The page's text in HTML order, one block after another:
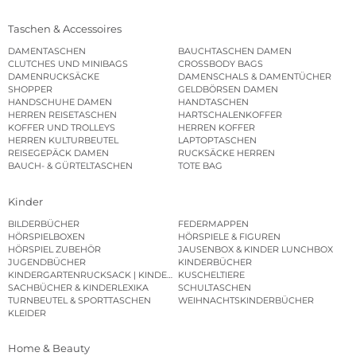
Taschen & Accessoires
DAMENTASCHEN
BAUCHTASCHEN DAMEN
CLUTCHES UND MINIBAGS
CROSSBODY BAGS
DAMENRUCKSÄCKE
DAMENSCHALS & DAMENTÜCHER
SHOPPER
GELDBÖRSEN DAMEN
HANDSCHUHE DAMEN
HANDTASCHEN
HERREN REISETASCHEN
HARTSCHALENKOFFER
KOFFER UND TROLLEYS
HERREN KOFFER
HERREN KULTURBEUTEL
LAPTOPTASCHEN
REISEGEPÄCK DAMEN
RUCKSÄCKE HERREN
BAUCH- & GÜRTELTASCHEN
TOTE BAG
Kinder
BILDERBÜCHER
FEDERMAPPEN
HÖRSPIELBOXEN
HÖRSPIELE & FIGUREN
HÖRSPIEL ZUBEHÖR
JAUSENBOX & KINDER LUNCHBOX
JUGENDBÜCHER
KINDERBÜCHER
KINDERGARTENRUCKSACK | KINDERGARTENBEUTEL
KUSCHELTIERE
SACHBÜCHER & KINDERLEXIKA
SCHULTASCHEN
TURNBEUTEL & SPORTTASCHEN
WEIHNACHTSKINDERBÜCHER
KLEIDER
Home & Beauty